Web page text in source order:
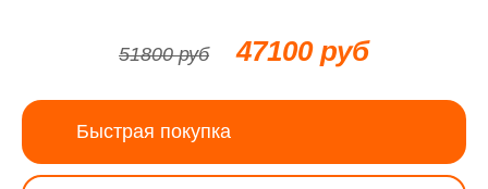
51800 руб 47100 руб
Быстрая покупка